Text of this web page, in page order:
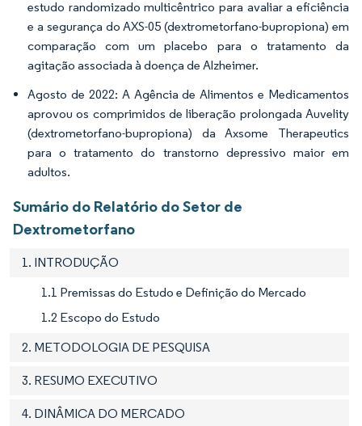
estudo randomizado multicêntrico para avaliar a eficiência
e a segurança do AXS-05 (dextrometorfano-bupropiona) em
comparação com um placebo para o tratamento da
agitação associada à doença de Alzheimer.
Agosto de 2022: A Agência de Alimentos e Medicamentos
aprovou os comprimidos de liberação prolongada Auvelity
(dextrometorfano-bupropiona) da Axsome Therapeutics
para o tratamento do transtorno depressivo maior em
adultos.
Sumário do Relatório do Setor de
Dextrometorfano
1. INTRODUÇÃO
1.1 Premissas do Estudo e Definição do Mercado
1.2 Escopo do Estudo
2. METODOLOGIA DE PESQUISA
3. RESUMO EXECUTIVO
4. DINÂMICA DO MERCADO